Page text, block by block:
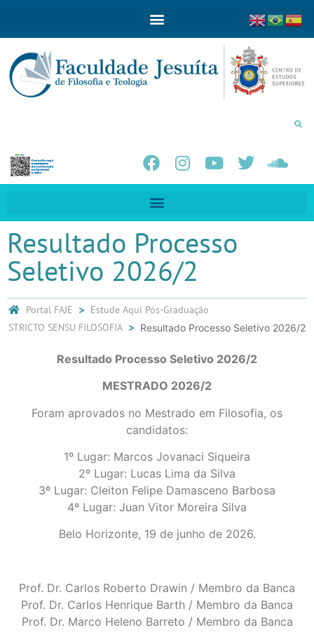
Resultado Processo
Seletivo 2026/2
Portal FAJE Estude Aqui Pós-Graduação
STRICTO SENSU FILOSOFIA
Resultado Processo Seletivo 2026/2
Resultado Processo Seletivo 2026/2
MESTRADO 2026/2
Foram aprovados no Mestrado em Filosofia, os
candidatos:
1º Lugar: Marcos Jovanaci Siqueira
2º Lugar: Lucas Lima da Silva
3º Lugar: Cleiton Felipe Damasceno Barbosa
4º Lugar: Juan Vitor Moreira Silva
Belo Horizonte, 19 de junho de 2026.
Prof. Dr. Carlos Roberto Drawin / Membro da Banca
Prof. Dr. Carlos Henrique Barth / Membro da Banca
Prof. Dr. Marco Heleno Barreto / Membro da Banca